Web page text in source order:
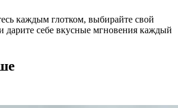
каждым глотком, выбирайте свой
дарите себе вкусные мгновения каждый